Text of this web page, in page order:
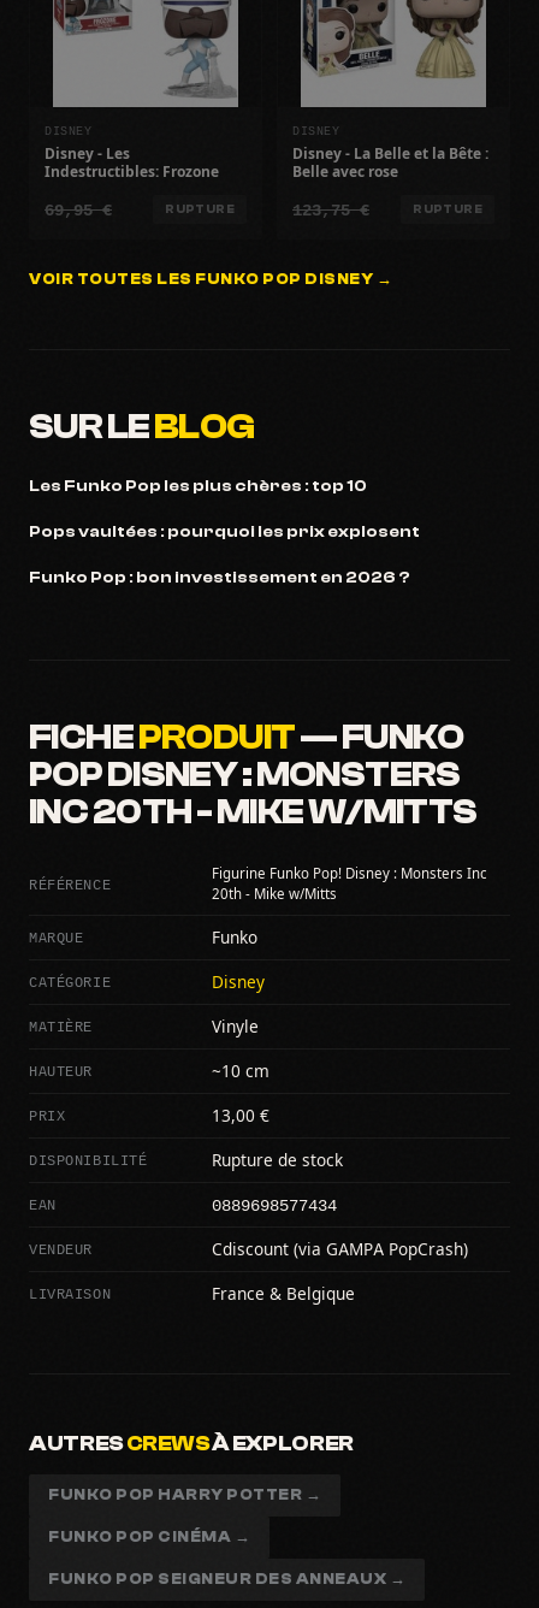
DISNEY
Disney - Les
Indestructibles: Frozone
69,95 € RUPTURE
DISNEY
Disney - La Belle et la Bête :
Belle avec rose
123,75 € RUPTURE
VOIR TOUTES LES FUNKO POP DISNEY →
SUR LEBLOG
Les Funko Pop les plus chères : top 10
Pops vaultées : pourquoi les prix explosent
Funko Pop : bon investissement en 2026 ?
FICHEPRODUIT— FUNKO
POP DISNEY : MONSTERS
INC 20TH - MIKE W/MITTS
RÉFÉRENCE
Figurine Funko Pop! Disney : Monsters Inc
20th - Mike w/Mitts
MARQUE Funko
CATÉGORIE Disney
MATIÈRE Vinyle
HAUTEUR ~10 cm
PRIX 13,00 €
DISPONIBILITÉ Rupture de stock
EAN 0889698577434
VENDEUR Cdiscount (via GAMPA PopCrash)
LIVRAISON France & Belgique
AUTRESCREWSÀ EXPLORER
FUNKO POP HARRY POTTER →
FUNKO POP CINÉMA →
FUNKO POP SEIGNEUR DES ANNEAUX →